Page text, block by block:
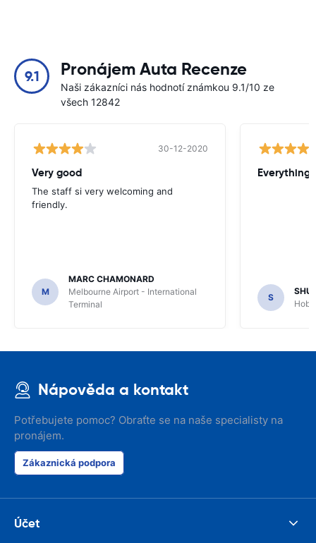
9.1 Pronájem Auta Recenze
Naši zákazníci nás hodnotí známkou 9.1/10 ze
všech 12842
30-12-2020
Very good
The staff si very welcoming and
friendly.
M
MARC CHAMONARD
Melbourne Airport - International
Terminal
Everything
S
Nápověda a kontakt
Potřebujete pomoc? Obraťte se na naše specialisty na
pronájem.
Zákaznická podpora
Účet